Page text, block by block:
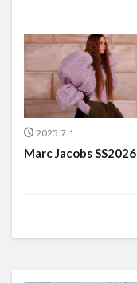
2025.7.1
Marc Jacobs SS2026